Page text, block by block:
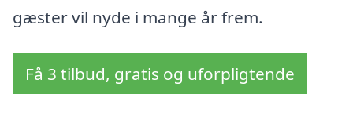
gæster vil nyde i mange år frem.
Få 3 tilbud, gratis og uforpligtende